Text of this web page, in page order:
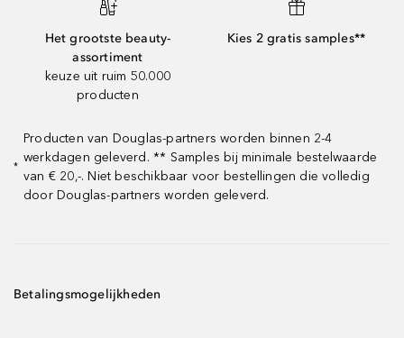
Het grootste beauty-
assortiment
keuze uit ruim 50.000
producten
Kies 2 gratis samples**
*
Producten van Douglas-partners worden binnen 2-4
werkdagen geleverd. ** Samples bij minimale bestelwaarde
van € 20,-. Niet beschikbaar voor bestellingen die volledig
door Douglas-partners worden geleverd.
Betalingsmogelijkheden